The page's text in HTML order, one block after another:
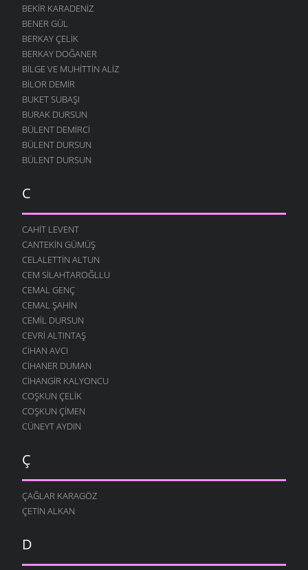
BEKIR KARADENIZ
BENER GÜL
BERKAY ÇELIK
BERKAY DOĞANER
BILGE VE MUHITTIN ALIZ
BILOR DEMIR
BUKET SUBAŞI
BURAK DURSUN
BÜLENT DEMIRCI
BÜLENT DURSUN
BÜLENT DURSUN
C
CAHIT LEVENT
CANTEKIN GÜMÜŞ
CELALETTIN ALTUN
CEM SILAHTAROĞLLU
CEMAL GENÇ
CEMAL ŞAHIN
CEMIL DURSUN
CEVRI ALTINTAŞ
CIHAN AVCI
CIHANER DUMAN
CIHANGIR KALYONCU
COŞKUN ÇELIK
COŞKUN ÇIMEN
CÜNEYT AYDIN
Ç
ÇAĞLAR KARAGÖZ
ÇETIN ALKAN
D